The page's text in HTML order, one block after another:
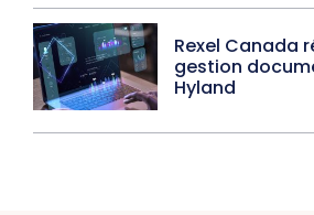
Rexel Canada
gestion
Hyland